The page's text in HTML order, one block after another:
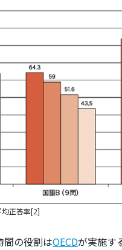
正答率[2]
間の役割はOECDが実施す